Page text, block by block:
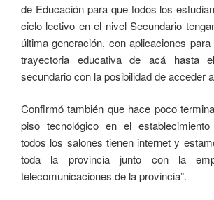
de Educación para que todos los
ciclo lectivo en el nivel Secundario
última generación, con aplicaciones
trayectoria educativa de acá hasta
secundario con la posibilidad de acceder
Confirmó también que hace poco
piso tecnológico en el establecimiento
todos los salones tienen internet y
toda la provincia junto con la
telecomunicaciones de la provincia”.